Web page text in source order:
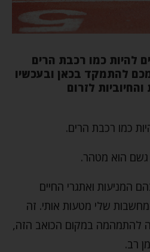
להיות כמו רכבת הרים
להתמקד בכאן ובעכשיו
לזרום
כמו רכבת הרים.
גשם הוא מטהר.
המניעות ואתגרי החיים
שלי מטעות אותי. זה
להתמהמה במקום הכואב הזה,
רב.